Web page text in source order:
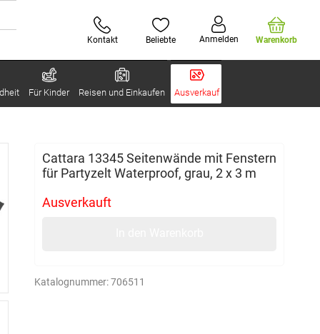
Kontakt Beliebte Anmelden Warenkorb
Für Kinder Reisen und Einkaufen Ausverkauf
Cattara 13345 Seitenwände mit Fenstern
für Partyzelt Waterproof, grau, 2 x 3 m
Ausverkauft
Katalognummer:706511